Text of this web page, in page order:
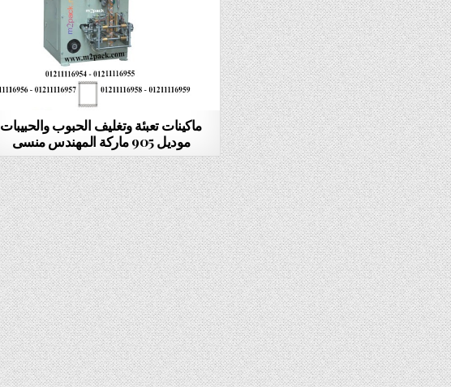
ماكينات تعبئة وتغليف الحبوب والحبيبات
موديل 905 ماركة المهندس منسى